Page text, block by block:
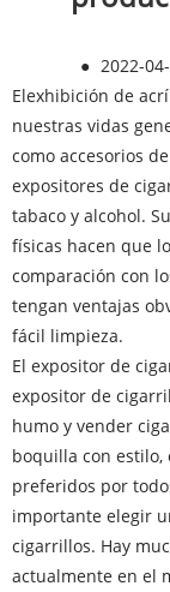
● 2022-
Elexhibición de
nuestras vidas
como accesorios
expositores de
tabaco y alcohol.
físicas hacen que
comparación con
tengan ventajas
fácil limpieza.
El expositor de
expositor de
humo y vender
boquilla con estilo,
preferidos por
importante elegir
cigarrillos. Hay
actualmente en el